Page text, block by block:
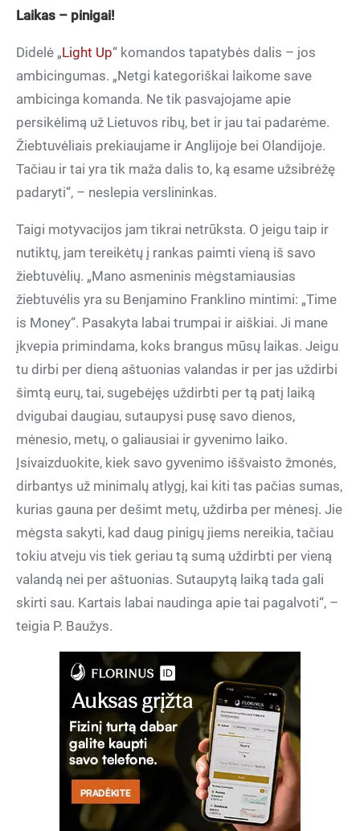
Laikas – pinigai!
Didelė „Light Up“ komandos tapatybės dalis – jos
ambicingumas. „Netgi kategoriškai laikome save
ambicinga komanda. Ne tik pasvajojame apie
persikėlimą už Lietuvos ribų, bet ir jau tai padarėme.
Žiebtuvėliais prekiaujame ir Anglijoje bei Olandijoje.
Tačiau ir tai yra tik maža dalis to, ką esame užsibrėžę
padaryti“, – neslepia verslininkas.
Taigi motyvacijos jam tikrai netrūksta. O jeigu taip ir
nutiktų, jam tereikėtų į rankas paimti vieną iš savo
žiebtuvėlių. „Mano asmeninis mėgstamiausias
žiebtuvėlis yra su Benjamino Franklino mintimi: „Time
is Money“. Pasakyta labai trumpai ir aiškiai. Ji mane
įkvepia primindama, koks brangus mūsų laikas. Jeigu
tu dirbi per dieną aštuonias valandas ir per jas uždirbi
šimtą eurų, tai, sugebėjęs uždirbti per tą patį laiką
dvigubai daugiau, sutaupysi pusę savo dienos,
mėnesio, metų, o galiausiai ir gyvenimo laiko.
Įsivaizduokite, kiek savo gyvenimo iššvaisto žmonės,
dirbantys už minimalų atlygį, kai kiti tas pačias sumas,
kurias gauna per dešimt metų, uždirba per mėnesį. Jie
mėgsta sakyti, kad daug pinigų jiems nereikia, tačiau
tokiu atveju vis tiek geriau tą sumą uždirbti per vieną
valandą nei per aštuonias. Sutaupytą laiką tada gali
skirti sau. Kartais labai naudinga apie tai pagalvoti“, –
teigia P. Baužys.